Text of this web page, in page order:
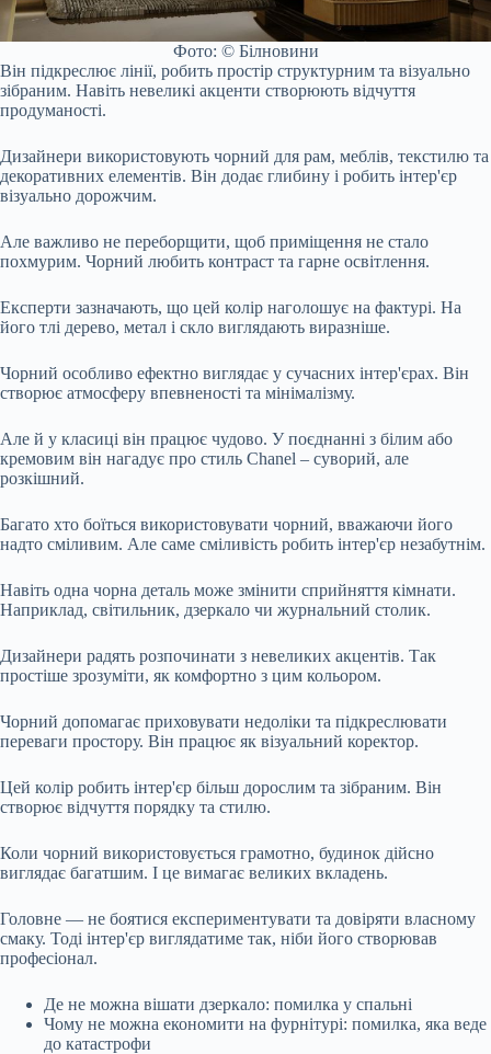
Фото: © Білновини
Він підкреслює лінії, робить простір структурним та візуально
зібраним. Навіть невеликі акценти створюють відчуття
продуманості.
Дизайнери використовують чорний для рам, меблів, текстилю та
декоративних елементів. Він додає глибину і робить інтер'єр
візуально дорожчим.
Але важливо не переборщити, щоб приміщення не стало
похмурим. Чорний любить контраст та гарне освітлення.
Експерти зазначають, що цей колір наголошує на фактурі. На
його тлі дерево, метал і скло виглядають виразніше.
Чорний особливо ефектно виглядає у сучасних інтер'єрах. Він
створює атмосферу впевненості та мінімалізму.
Але й у класиці він працює чудово. У поєднанні з білим або
кремовим він нагадує про стиль Chanel – суворий, але
розкішний.
Багато хто боїться використовувати чорний, вважаючи його
надто сміливим. Але саме сміливість робить інтер'єр незабутнім.
Навіть одна чорна деталь може змінити сприйняття кімнати.
Наприклад, світильник, дзеркало чи журнальний столик.
Дизайнери радять розпочинати з невеликих акцентів. Так
простіше зрозуміти, як комфортно з цим кольором.
Чорний допомагає приховувати недоліки та підкреслювати
переваги простору. Він працює як візуальний коректор.
Цей колір робить інтер'єр більш дорослим та зібраним. Він
створює відчуття порядку та стилю.
Коли чорний використовується грамотно, будинок дійсно
виглядає багатшим. І це вимагає великих вкладень.
Головне — не боятися експериментувати та довіряти власному
смаку. Тоді інтер'єр виглядатиме так, ніби його створював
професіонал.
Де не можна вішати дзеркало: помилка у спальні
Чому не можна економити на фурнітурі: помилка, яка веде
до катастрофи